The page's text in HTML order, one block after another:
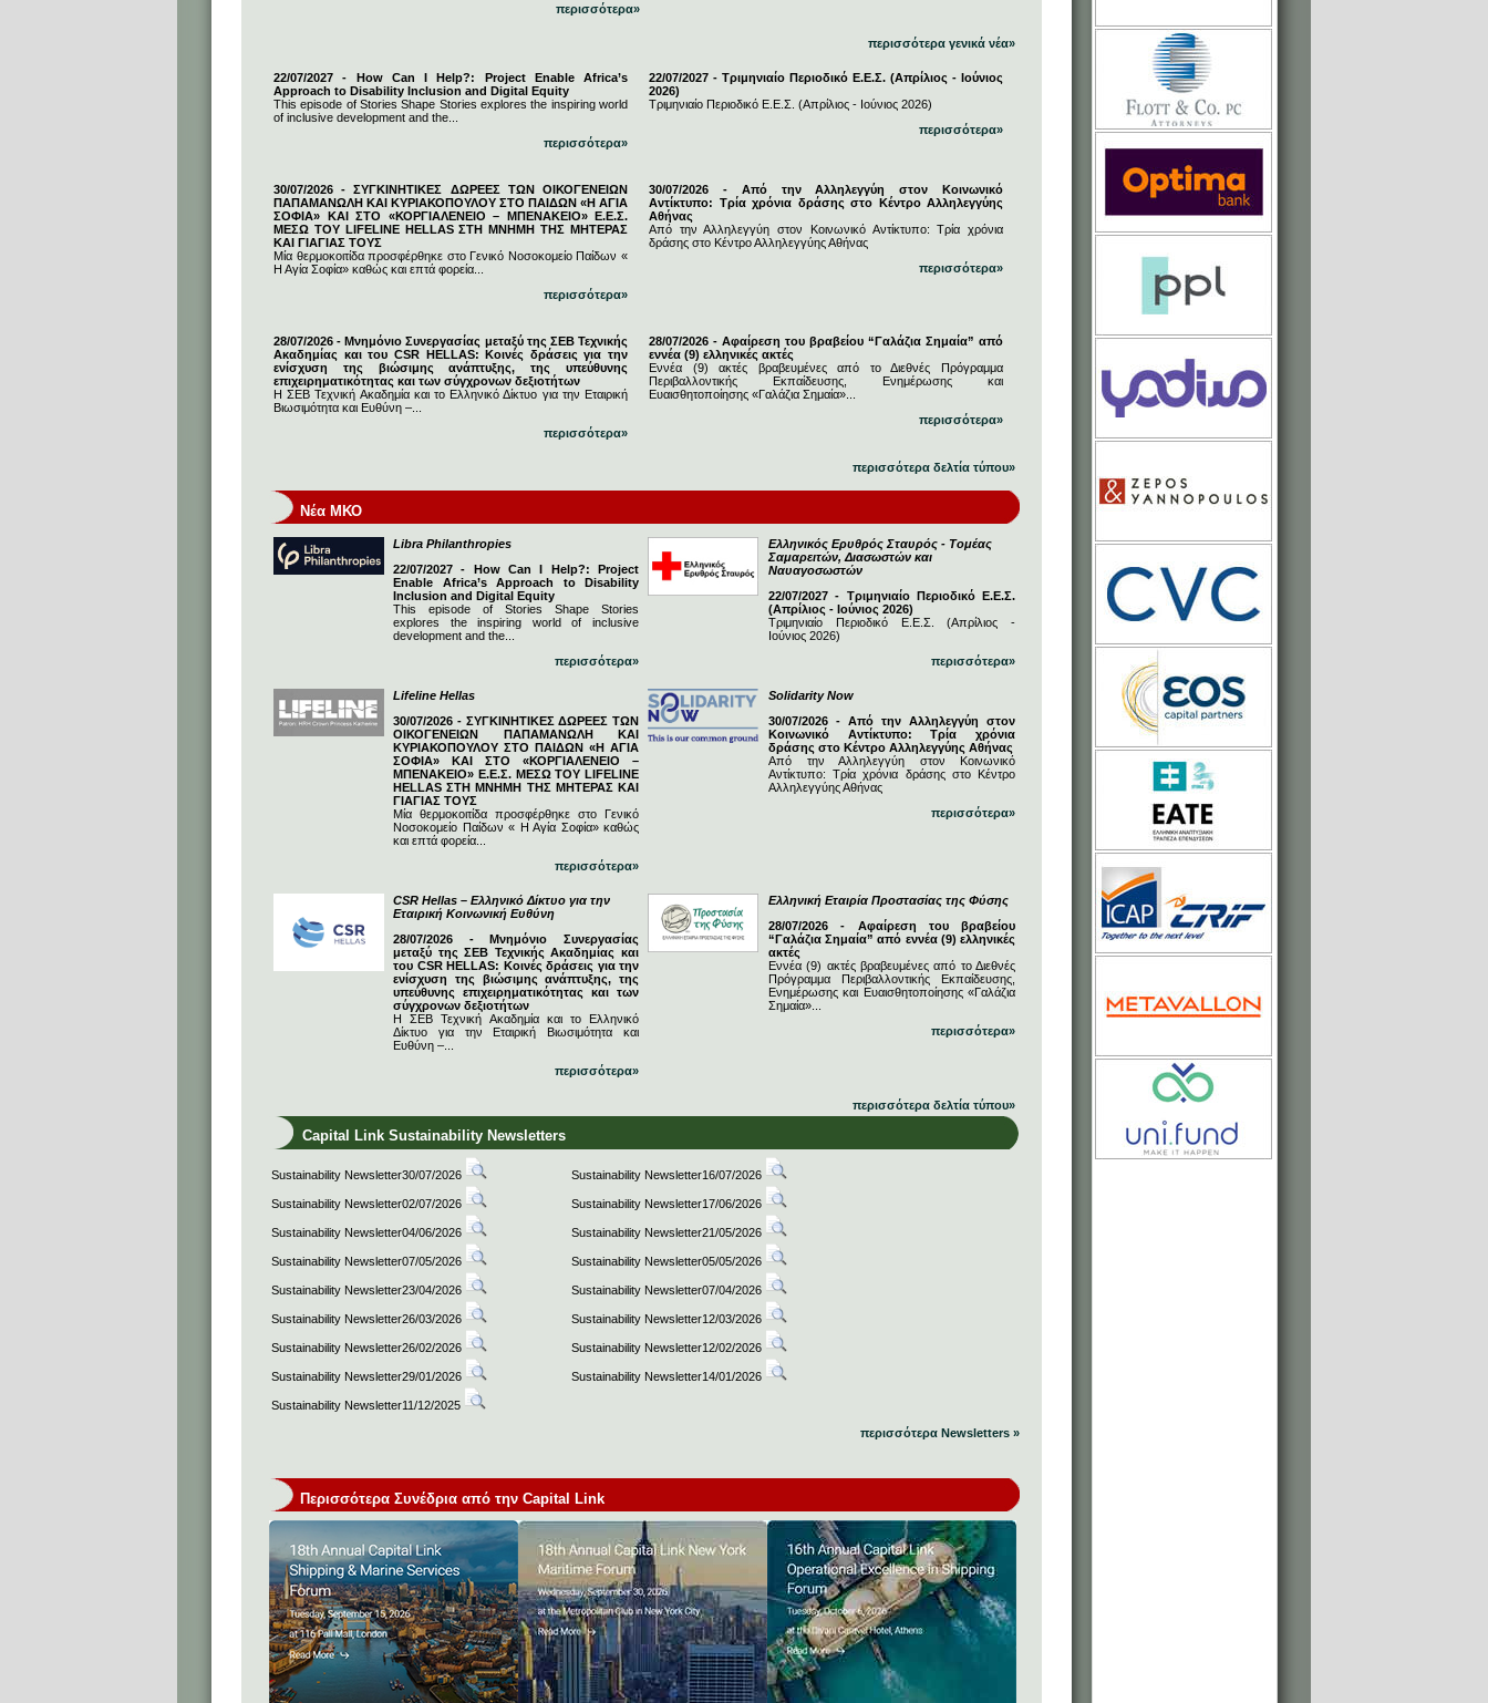
περισσότερα»
περισσότερα γενικά νέα»
22/07/2027 - How Can I Help?: Project Enable Africa’s
Approach to Disability Inclusion and Digital Equity
This episode of Stories Shape Stories explores the inspiring world
of inclusive development and the...
περισσότερα»
22/07/2027 - Τριμηνιαίο Περιοδικό Ε.Ε.Σ. (Απρίλιος - Ιούνιος
2026)
Τριμηνιαίο Περιοδικό Ε.Ε.Σ. (Απρίλιος - Ιούνιος 2026)
περισσότερα»
30/07/2026 - ΣΥΓΚΙΝΗΤΙΚΕΣ ΔΩΡΕΕΣ ΤΩΝ ΟΙΚΟΓΕΝΕΙΩΝ
ΠΑΠΑΜΑΝΩΛΗ ΚΑΙ ΚΥΡΙΑΚΟΠΟΥΛΟΥ ΣΤΟ ΠΑΙΔΩΝ «Η ΑΓΙΑ
ΣΟΦΙΑ» ΚΑΙ ΣΤΟ «ΚΟΡΓΙΑΛΕΝΕΙΟ – ΜΠΕΝΑΚΕΙΟ» Ε.Ε.Σ.
ΜΕΣΩ ΤΟΥ LIFELINE HELLAS ΣΤΗ ΜΝΗΜΗ ΤΗΣ ΜΗΤΕΡΑΣ
ΚΑΙ ΓΙΑΓΙΑΣ ΤΟΥΣ
Μία θερμοκοιτίδα προσφέρθηκε στο Γενικό Νοσοκομείο Παίδων «
Η Αγία Σοφία» καθώς και επτά φορεία...
περισσότερα»
30/07/2026 - Από την Αλληλεγγύη στον Κοινωνικό
Αντίκτυπο: Τρία χρόνια δράσης στο Κέντρο Αλληλεγγύης
Αθήνας
Από την Αλληλεγγύη στον Κοινωνικό Αντίκτυπο: Τρία χρόνια
δράσης στο Κέντρο Αλληλεγγύης Αθήνας
περισσότερα»
28/07/2026 - Μνημόνιο Συνεργασίας μεταξύ της ΣΕΒ Τεχνικής
Ακαδημίας και του CSR HELLAS: Κοινές δράσεις για την
ενίσχυση της βιώσιμης ανάπτυξης, της υπεύθυνης
επιχειρηματικότητας και των σύγχρονων δεξιοτήτων
Η ΣΕΒ Τεχνική Ακαδημία και το Ελληνικό Δίκτυο για την Εταιρική
Βιωσιμότητα και Ευθύνη –...
περισσότερα»
28/07/2026 - Αφαίρεση του βραβείου “Γαλάζια Σημαία” από
εννέα (9) ελληνικές ακτές
Εννέα (9) ακτές βραβευμένες από το Διεθνές Πρόγραμμα
Περιβαλλοντικής Εκπαίδευσης, Ενημέρωσης και
Ευαισθητοποίησης «Γαλάζια Σημαία»...
περισσότερα»
περισσότερα δελτία τύπου»
Νέα ΜΚΟ
Libra Philanthropies
22/07/2027 - How Can I Help?: Project
Enable Africa’s Approach to Disability
Inclusion and Digital Equity
This episode of Stories Shape Stories
explores the inspiring world of inclusive
development and the...
περισσότερα»
Ελληνικός Ερυθρός Σταυρός - Τομέας
Σαμαρειτών, Διασωστών και
Ναυαγοσωστών
22/07/2027 - Τριμηνιαίο Περιοδικό Ε.Ε.Σ.
(Απρίλιος - Ιούνιος 2026)
Τριμηνιαίο Περιοδικό Ε.Ε.Σ. (Απρίλιος -
Ιούνιος 2026)
περισσότερα»
Lifeline Hellas
30/07/2026 - ΣΥΓΚΙΝΗΤΙΚΕΣ ΔΩΡΕΕΣ ΤΩΝ
ΟΙΚΟΓΕΝΕΙΩΝ ΠΑΠΑΜΑΝΩΛΗ ΚΑΙ
ΚΥΡΙΑΚΟΠΟΥΛΟΥ ΣΤΟ ΠΑΙΔΩΝ «Η ΑΓΙΑ
ΣΟΦΙΑ» ΚΑΙ ΣΤΟ «ΚΟΡΓΙΑΛΕΝΕΙΟ –
ΜΠΕΝΑΚΕΙΟ» Ε.Ε.Σ. ΜΕΣΩ ΤΟΥ LIFELINE
HELLAS ΣΤΗ ΜΝΗΜΗ ΤΗΣ ΜΗΤΕΡΑΣ ΚΑΙ
ΓΙΑΓΙΑΣ ΤΟΥΣ
Μία θερμοκοιτίδα προσφέρθηκε στο Γενικό
Νοσοκομείο Παίδων « Η Αγία Σοφία» καθώς
και επτά φορεία...
περισσότερα»
Solidarity Now
30/07/2026 - Από την Αλληλεγγύη στον
Κοινωνικό Αντίκτυπο: Τρία χρόνια
δράσης στο Κέντρο Αλληλεγγύης Αθήνας
Από την Αλληλεγγύη στον Κοινωνικό
Αντίκτυπο: Τρία χρόνια δράσης στο Κέντρο
Αλληλεγγύης Αθήνας
περισσότερα»
CSR Hellas – Ελληνικό Δίκτυο για την
Εταιρική Κοινωνική Ευθύνη
28/07/2026 - Μνημόνιο Συνεργασίας
μεταξύ της ΣΕΒ Τεχνικής Ακαδημίας και
του CSR HELLAS: Κοινές δράσεις για την
ενίσχυση της βιώσιμης ανάπτυξης, της
υπεύθυνης επιχειρηματικότητας και των
σύγχρονων δεξιοτήτων
Η ΣΕΒ Τεχνική Ακαδημία και το Ελληνικό
Δίκτυο για την Εταιρική Βιωσιμότητα και
Ευθύνη –...
περισσότερα»
Ελληνική Εταιρία Προστασίας της Φύσης
28/07/2026 - Αφαίρεση του βραβείου
“Γαλάζια Σημαία” από εννέα (9) ελληνικές
ακτές
Εννέα (9) ακτές βραβευμένες από το Διεθνές
Πρόγραμμα Περιβαλλοντικής Εκπαίδευσης,
Ενημέρωσης και Ευαισθητοποίησης «Γαλάζια
Σημαία»...
περισσότερα»
περισσότερα δελτία τύπου»
Capital Link Sustainability Newsletters
Sustainability Newsletter30/07/2026 Sustainability Newsletter16/07/2026
Sustainability Newsletter02/07/2026 Sustainability Newsletter17/06/2026
Sustainability Newsletter04/06/2026 Sustainability Newsletter21/05/2026
Sustainability Newsletter07/05/2026 Sustainability Newsletter05/05/2026
Sustainability Newsletter23/04/2026 Sustainability Newsletter07/04/2026
Sustainability Newsletter26/03/2026 Sustainability Newsletter12/03/2026
Sustainability Newsletter26/02/2026 Sustainability Newsletter12/02/2026
Sustainability Newsletter29/01/2026 Sustainability Newsletter14/01/2026
Sustainability Newsletter11/12/2025
περισσότερα Newsletters »
Περισσότερα Συνέδρια από την Capital Link